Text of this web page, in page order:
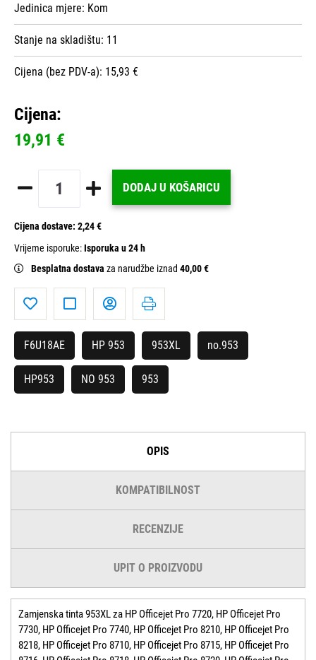
Jedinica mjere: Kom
Stanje na skladištu: 11
Cijena (bez PDV-a): 15,93 €
Cijena:
19,91 €
DODAJ U KOŠARICU
Cijena dostave: 2,24 €
Vrijeme isporuke:Isporuka u 24 h
Besplatna dostava za narudžbe iznad 40,00 €
F6U18AE HP 953 953XL no.953
HP953 NO 953 953
OPIS
KOMPATIBILNOST
RECENZIJE
UPIT O PROIZVODU
Zamjenska tinta 953XL za HP Officejet Pro 7720, HP Officejet Pro
7730, HP Officejet Pro 7740, HP Officejet Pro 8210, HP Officejet Pro
8218, HP Officejet Pro 8710, HP Officejet Pro 8715, HP Officejet Pro